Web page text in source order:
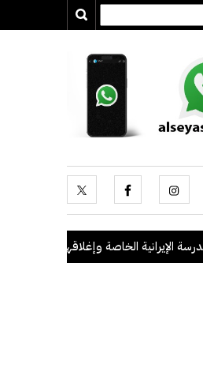
الخاصة وإغلاقها .